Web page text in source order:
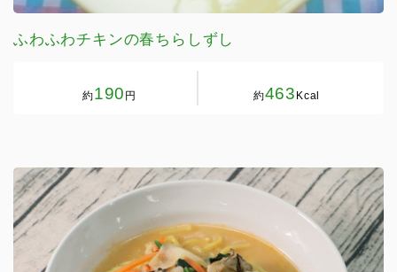
ふわふわチキンの春ちらしずし
約190 円 約463 Kcal